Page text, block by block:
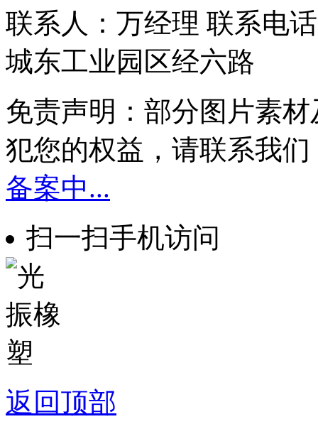
联系人：万经理 联系电
城东工业园区经六路
免责声明：部分图片素
犯您的权益，请联系我
备案中...
扫一扫手机访问
返回顶部